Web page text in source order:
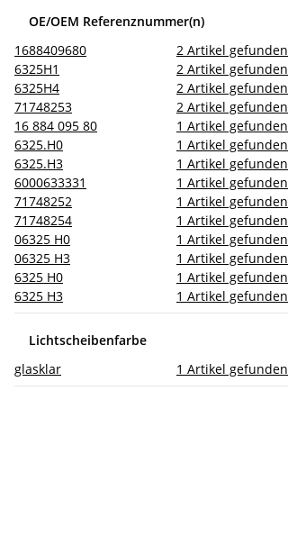
OE/OEM Referenznummer(n)
1688409680
2 Artikel gefunden
6325H1
2 Artikel gefunden
6325H4
2 Artikel gefunden
71748253
2 Artikel gefunden
16 884 095 80
1 Artikel gefunden
6325.H0
1 Artikel gefunden
6325.H3
1 Artikel gefunden
6000633331
1 Artikel gefunden
71748252
1 Artikel gefunden
71748254
1 Artikel gefunden
06325 H0
1 Artikel gefunden
06325 H3
1 Artikel gefunden
6325 H0
1 Artikel gefunden
6325 H3
1 Artikel gefunden
Lichtscheibenfarbe
glasklar
1 Artikel gefunden